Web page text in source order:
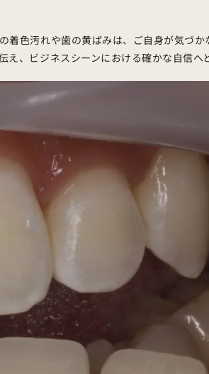
色汚れや歯の黄ばみは、ご自身が気づ
、ビジネスシーンにおける確かな自信へ